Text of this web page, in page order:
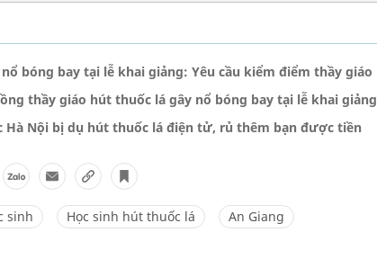
bóng bay tại lễ khai giảng: Yêu cầu kiểm điểm thầy giáo
thầy giáo hút thuốc lá gây nổ bóng bay tại lễ khai giảng
Hà Nội bị dụ hút thuốc lá điện tử, rủ thêm bạn được tiền
sinh Học sinh hút thuốc lá An Giang